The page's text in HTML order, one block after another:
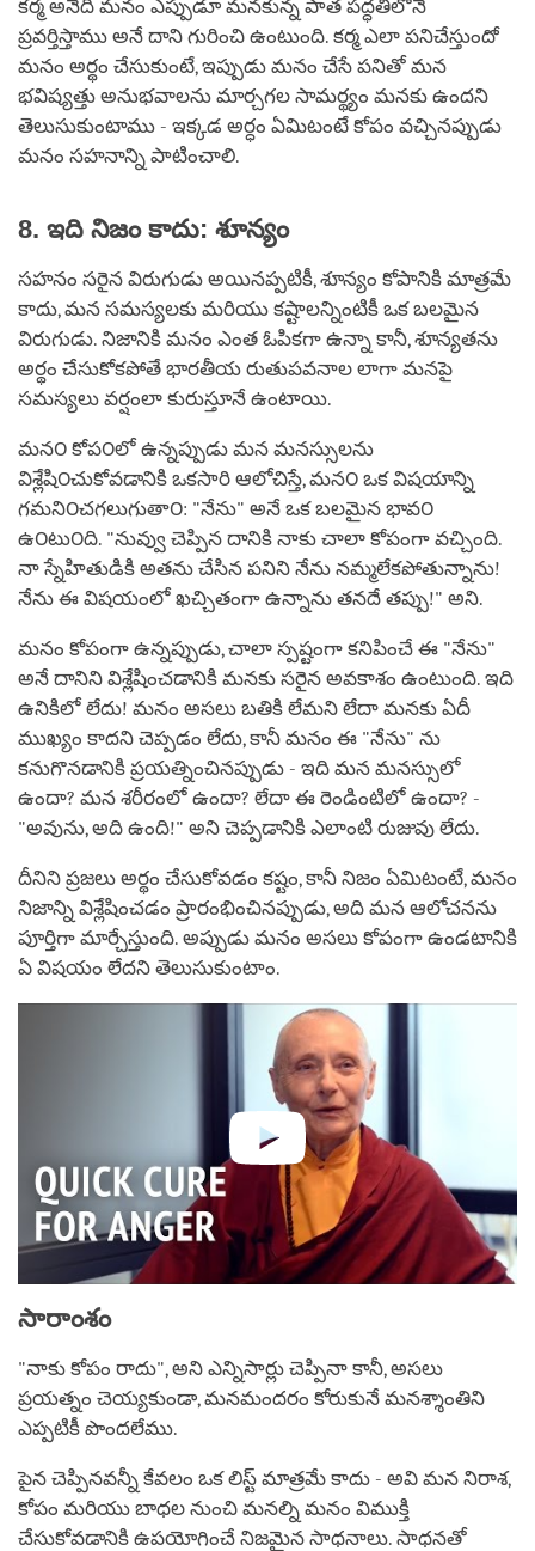
కర్మ అనేది మనం ఎప్పుడూ మనకున్న పాత పద్ధతిలోనే
ప్రవర్తిస్తాము అనే దాని గురించి ఉంటుంది. కర్మ ఎలా పనిచేస్తుందో
మనం అర్థం చేసుకుంటే, ఇప్పుడు మనం చేసే పనితో మన
భవిష్యత్తు అనుభవాలను మార్చగల సామర్థ్యం మనకు ఉందని
తెలుసుకుంటాము - ఇక్కడ అర్ధం ఏమిటంటే కోపం వచ్చినప్పుడు
మనం సహనాన్ని పాటించాలి.
8. ఇది నిజం కాదు: శూన్యం
సహనం సరైన విరుగుడు అయినప్పటికీ, శూన్యం కోపానికి మాత్రమే
కాదు, మన సమస్యలకు మరియు కష్టాలన్నింటికీ ఒక బలమైన
విరుగుడు. నిజానికి మనం ఎంత ఓపికగా ఉన్నా కానీ, శూన్యతను
అర్థం చేసుకోకపోతే భారతీయ రుతుపవనాల లాగా మనపై
సమస్యలు వర్షంలా కురుస్తూనే ఉంటాయి.
మన౦ కోప౦లో ఉన్నప్పుడు మన మనస్సులను
విశ్లేషి౦చుకోవడానికి ఒకసారి ఆలోచిస్తే, మన౦ ఒక విషయాన్ని
గమని౦చగలుగుతా౦: "నేను" అనే ఒక బలమైన భావ౦
ఉ౦టు౦ది. "నువ్వు చెప్పిన దానికి నాకు చాలా కోపంగా వచ్చింది.
నా స్నేహితుడికి అతను చేసిన పనిని నేను నమ్మలేకపోతున్నాను!
నేను ఈ విషయంలో ఖచ్చితంగా ఉన్నాను తనదే తప్పు!" అని.
మనం కోపంగా ఉన్నప్పుడు, చాలా స్పష్టంగా కనిపించే ఈ "నేను"
అనే దానిని విశ్లేషించడానికి మనకు సరైన అవకాశం ఉంటుంది. ఇది
ఉనికిలో లేదు! మనం అసలు బతికి లేమని లేదా మనకు ఏదీ
ముఖ్యం కాదని చెప్పడం లేదు, కానీ మనం ఈ "నేను" ను
కనుగొనడానికి ప్రయత్నించినప్పుడు - ఇది మన మనస్సులో
ఉందా? మన శరీరంలో ఉందా? లేదా ఈ రెండింటిలో ఉందా? -
"అవును, అది ఉంది!" అని చెప్పడానికి ఎలాంటి రుజువు లేదు.
దీనిని ప్రజలు అర్థం చేసుకోవడం కష్టం, కానీ నిజం ఏమిటంటే, మనం
నిజాన్ని విశ్లేషించడం ప్రారంభించినప్పుడు, అది మన ఆలోచనను
పూర్తిగా మార్చేస్తుంది. అప్పుడు మనం అసలు కోపంగా ఉండటానికి
ఏ విషయం లేదని తెలుసుకుంటాం.
సారాంశం
"నాకు కోపం రాదు", అని ఎన్నిసార్లు చెప్పినా కానీ, అసలు
ప్రయత్నం చెయ్యకుండా, మనమందరం కోరుకునే మనశ్శాంతిని
ఎప్పటికీ పొందలేము.
పైన చెప్పినవన్నీ కేవలం ఒక లిస్ట్ మాత్రమే కాదు - అవి మన నిరాశ,
కోపం మరియు బాధల నుంచి మనల్ని మనం విముక్తి
చేసుకోవడానికి ఉపయోగించే నిజమైన సాధనాలు. సాధనతో